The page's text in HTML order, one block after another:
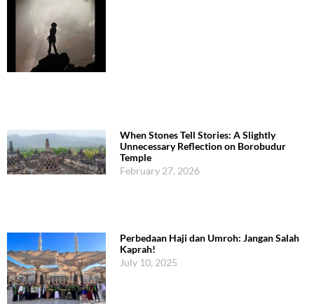
When Stones Tell Stories: A Slightly
Unnecessary Reflection on Borobudur
Temple
February 27, 2026
Perbedaan Haji dan Umroh: Jangan Salah
Kaprah!
July 10, 2025